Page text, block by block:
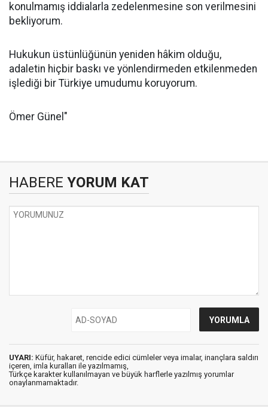
konulmamış iddialarla zedelenmesine son verilmesini
bekliyorum.
Hukukun üstünlüğünün yeniden hâkim olduğu,
adaletin hiçbir baskı ve yönlendirmeden etkilenmeden
işlediği bir Türkiye umudumu koruyorum.
Ömer Günel"
HABERE YORUM KAT
UYARI: Küfür, hakaret, rencide edici cümleler veya imalar, inançlara saldırı
içeren, imla kuralları ile yazılmamış,
Türkçe karakter kullanılmayan ve büyük harflerle yazılmış yorumlar
onaylanmamaktadır.